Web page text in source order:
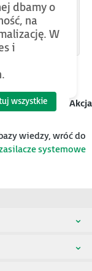
Rozmiar Akcja
wiedzy, wróć do
systemowe
dbamy o
na
W
i
wszystkie